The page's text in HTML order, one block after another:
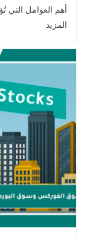
أهم العوامل التي
المزيد